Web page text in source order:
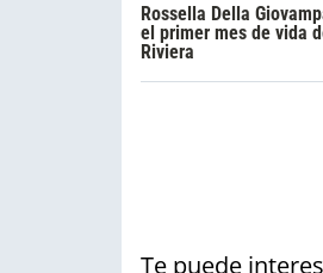
Rossella Della
el primer mes de vida
Riviera